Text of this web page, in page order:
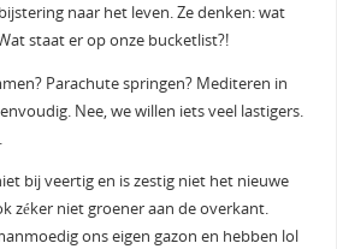
naar het leven. Ze denken: wat
staat er op onze bucketlist?!
Parachute springen? Mediteren in
Nee, we willen iets veel lastigers.
bij veertig en is zestig niet het nieuwe
zéker niet groener aan de overkant.
ons eigen gazon en hebben lol